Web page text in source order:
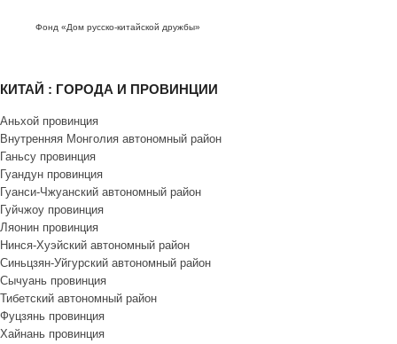
Фонд «Дом русско-китайской дружбы»
КИТАЙ : ГОРОДА И ПРОВИНЦИИ
Аньхой провинция
Внутренняя Монголия автономный район
Ганьсу провинция
Гуандун провинция
Гуанси-Чжуанский автономный район
Гуйчжоу провинция
Ляонин провинция
Нинся-Хуэйский автономный район
Синьцзян-Уйгурский автономный район
Сычуань провинция
Тибетский автономный район
Фуцзянь провинция
Хайнань провинция